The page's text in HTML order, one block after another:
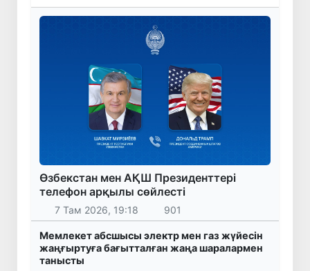
Өзбекстан мен АҚШ Президенттері
телефон арқылы сөйлесті
7 Там 2026, 19:18 901
Мемлекет абсшысы электр мен газ жүйесін
жаңғыртуға бағытталған жаңа шаралармен
танысты